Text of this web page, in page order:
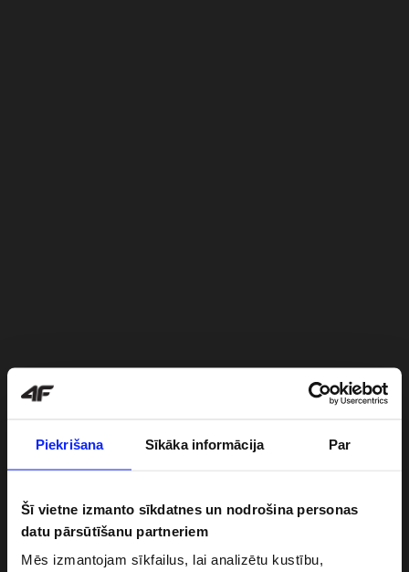
Piekrišana Sīkāka informācija Par
Šī vietne izmanto sīkdatnes un nodrošina personas
datu pārsūtīšanu partneriem
Mēs izmantojam sīkfailus, lai analizētu kustību,